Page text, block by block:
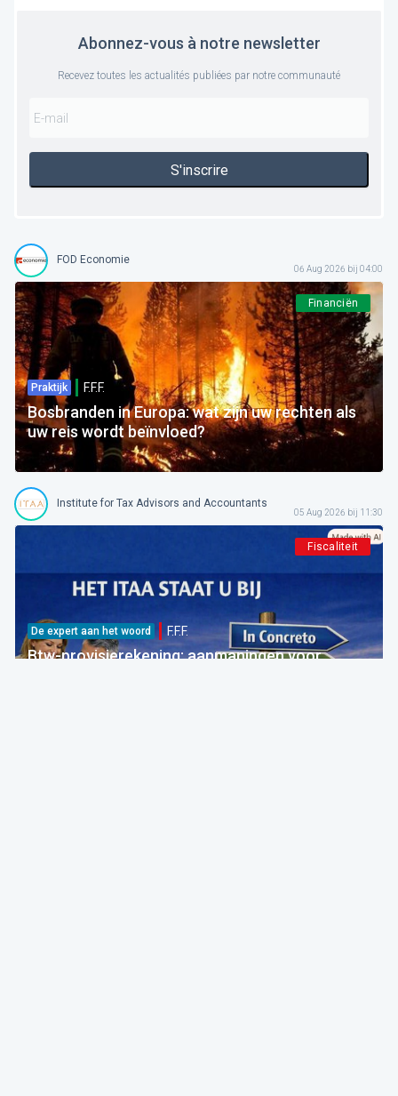
Abonnez-vous à notre newsletter
Recevez toutes les actualités publiées par notre communauté
S'inscrire
FOD Economie
06 Aug 2026 bij 04:00
Financiën
Praktijk F.F.F.
Bosbranden in Europa: wat zijn uw rechten als
uw reis wordt beïnvloed?
Institute for Tax Advisors and Accountants
05 Aug 2026 bij 11:30
Fiscaliteit
De expert aan het woord F.F.F.
Btw-provisierekening: aanmaningen voor